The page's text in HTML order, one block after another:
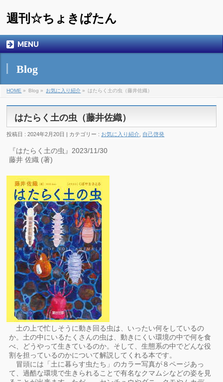
週刊☆ちょきぱたん
MENU
Blog
HOME » Blog » お気に入り紹介 » はたらく土の虫（藤井佐織）
はたらく土の虫（藤井佐織）
投稿日 : 2024年2月20日 | カテゴリー : お気に入り紹介 自己啓発
『はたらく土の虫』2023/11/30
藤井 佐織 (著)
土の上で忙しそうに動き回る虫は、いったい何をしているの
か。土の中にいるたくさんの虫は、動きにくい環境の中で何を食
べ、どうやって生きているのか。そして、生態系の中でどんな役
割を担っているのかについて解説してくれる本です。
冒頭には「土に暮らす虫たち」のカラー写真が８ページあっ
て、過酷な環境で生きられることで有名なクマムシなどの姿を見